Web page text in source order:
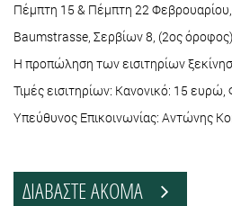
Πέμπτη 15 & Πέμπτη 22
Baumstrasse, Σερβίων 8, (2ος
Η προπώληση των εισιτηρίων
Τιμές εισιτηρίων: Κανονικό: 15
Υπεύθυνος Επικοινωνίας: Αντώνης
ΔΙΑΒΑΣΤΕ ΑΚΟΜΑ